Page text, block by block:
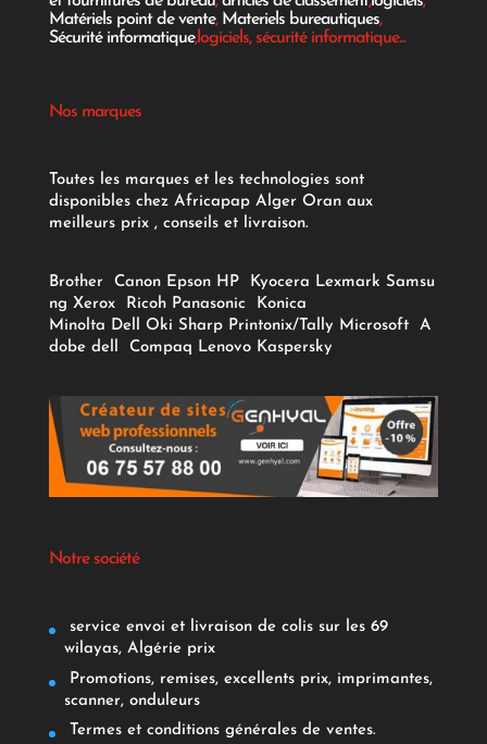
Matériels point de vente, Materiels bureautiques,
Sécurité informatique,logiciels, sécurité informatique...
Nos marques
Toutes les marques et les technologies sont
disponibles chez Africapap Alger Oran aux
meilleurs prix , conseils et livraison.
Brother Canon Epson HP Kyocera Lexmark Samsu
ng Xerox Ricoh Panasonic
Konica
Minolta Dell Oki Sharp Printonix/Tally Microsoft
A
dobe dell Compaq Lenovo Kaspersky
Notre société
service envoi et livraison de colis sur les 69
wilayas, Algérie prix
Promotions, remises, excellents prix, imprimantes,
scanner, onduleurs
Termes et conditions générales de ventes.